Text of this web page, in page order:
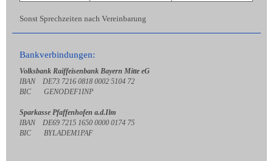
Sonst Sprechzeiten nach Vereinbarung
Bankverbindungen:
Volksbank Raiffeisenbank Bayern Mitte eG
IBAN DE73 7216 0818 0002 5104 72
BIC GENODEF1INP
Sparkasse Pfaffenhofen a.d.Ilm
IBAN DE69 7215 1650 0000 0174 75
BIC BYLADEM1PAF